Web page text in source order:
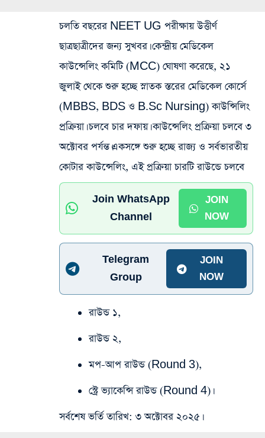
চলতি বছরের NEET UG পরীক্ষায় উত্তীর্ণ
ছাত্রছাত্রীদের জন্য সুখবর। কেন্দ্রীয় মেডিকেল
কাউন্সেলিং কমিটি (MCC) ঘোষণা করেছে, ২১
জুলাই থেকে শুরু হচ্ছে স্নাতক স্তরের মেডিকেল কোর্সে
(MBBS, BDS ও B.Sc Nursing) কাউন্সিলিং
প্রক্রিয়া। চলবে চার দফায়। কাউন্সেলিং প্রক্রিয়া চলবে ৩
অক্টোবর পর্যন্ত।একসঙ্গে শুরু হচ্ছে রাজ্য ও সর্বভারতীয়
কোটার কাউন্সেলিং, এই প্রক্রিয়া চারটি রাউন্ডে চলবে
Join WhatsApp
Channel
JOIN
NOW
Telegram
Group
JOIN
NOW
রাউন্ড ১,
রাউন্ড ২,
মপ-আপ রাউন্ড (Round 3),
স্ট্রে ভ্যাকেন্সি রাউন্ড (Round 4)।
সর্বশেষ ভর্তি তারিখ: ৩ অক্টোবর ২০২৫।